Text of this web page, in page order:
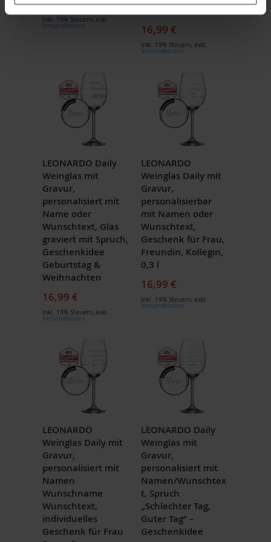
16,99 €
Inkl. 19% Steuern, exkl.
Versandkosten 16,99 €
Inkl. 19% Steuern, exkl.
Versandkosten
LEONARDO Daily
Weinglas mit
Gravur,
personalisiert mit
Name oder
Wunschtext, Glas
graviert mit Spruch,
Geschenkidee
Geburtstag &
Weihnachten
16,99 €
Inkl. 19% Steuern, exkl.
Versandkosten
LEONARDO
Weinglas Daily mit
Gravur,
personalisierbar
mit Namen oder
Wunschtext,
Geschenk für Frau,
Freundin, Kollegin,
0,3 l
16,99 €
Inkl. 19% Steuern, exkl.
Versandkosten
LEONARDO
Weinglas Daily mit
Gravur,
personalisiert mit
Namen
Wunschname
Wunschtext,
individuelles
Geschenk für Frau
LEONARDO Daily
Weinglas mit
Gravur,
personalisiert mit
Namen/Wunschtex
t, Spruch
„Schlechter Tag,
Guter Tag“ –
Geschenkidee